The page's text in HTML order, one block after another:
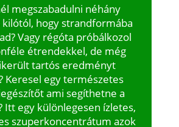
megszabadulni néhány
hogy strandformába
Vagy régóta próbálkozol
étrendekkel, de még
tartós eredményt
Keresel egy természetes
ami segíthetne a
Itt egy különlegesen ízletes,
szuperkoncentrátum azok